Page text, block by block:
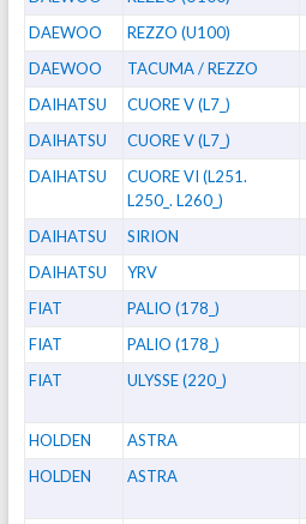
DAEWOO REZZO (U100)
DAEWOO TACUMA / REZZO
DAIHATSU CUORE V (L7_)
DAIHATSU CUORE V (L7_)
DAIHATSU
CUORE VI (L251.
L250_. L260_)
DAIHATSU SIRION
DAIHATSU YRV
FIAT PALIO (178_)
FIAT PALIO (178_)
FIAT ULYSSE (220_)
HOLDEN ASTRA
HOLDEN ASTRA